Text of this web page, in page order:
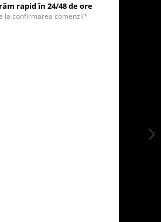
rapid în 24/48 de ore
la confirmarea comenzii*